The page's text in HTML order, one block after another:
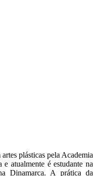
plásticas pela Academia
atualmente é estudante na
Dinamarca. A prática da